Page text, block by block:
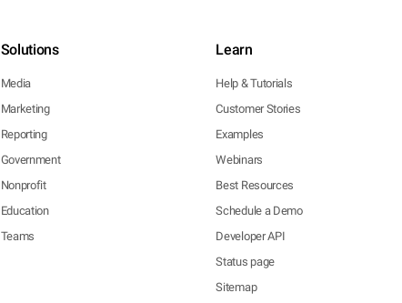
Solutions
Media
Marketing
Reporting
Government
Nonprofit
Education
Teams
Learn
Help & Tutorials
Customer Stories
Examples
Webinars
Best Resources
Schedule a Demo
Developer API
Status page
Sitemap